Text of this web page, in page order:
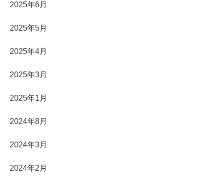
2025年6月
2025年5月
2025年4月
2025年3月
2025年1月
2024年8月
2024年3月
2024年2月